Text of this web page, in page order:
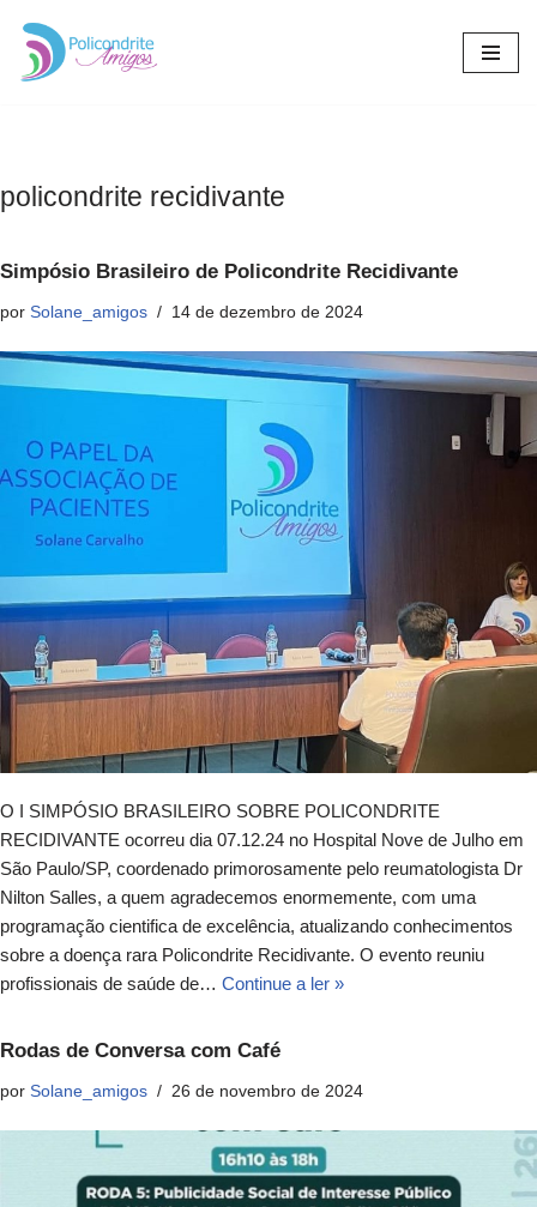
Pular
policondrite recidivante
Simpósio Brasileiro de Policondrite Recidivante
por Solane_amigos 14 de dezembro de 2024
O I SIMPÓSIO BRASILEIRO SOBRE POLICONDRITE
RECIDIVANTE ocorreu dia 07.12.24 no Hospital Nove de Julho em
São Paulo/SP, coordenado primorosamente pelo reumatologista Dr
Nilton Salles, a quem agradecemos enormemente, com uma
programação cientifica de excelência, atualizando conhecimentos
sobre a doença rara Policondrite Recidivante. O evento reuniu
profissionais de saúde de… Continue a ler »
Rodas de Conversa com Café
por Solane_amigos 26 de novembro de 2024